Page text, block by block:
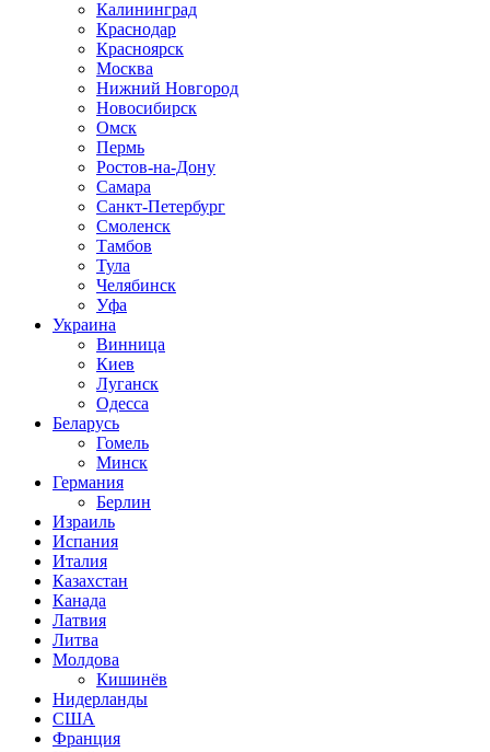
Калининград
Краснодар
Красноярск
Москва
Нижний Новгород
Новосибирск
Омск
Пермь
Ростов-на-Дону
Самара
Санкт-Петербург
Смоленск
Тамбов
Тула
Челябинск
Уфа
Украина
Винница
Киев
Луганск
Одесса
Беларусь
Гомель
Минск
Германия
Берлин
Израиль
Испания
Италия
Казахстан
Канада
Латвия
Литва
Молдова
Кишинёв
Нидерланды
США
Франция